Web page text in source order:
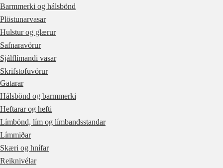
Barmmerki og hálsbönd
Plöstunarvasar
Hulstur og glærur
Safnaravörur
Sjálflímandi vasar
Skrifstofuvörur
Gatarar
Hálsbönd og barmmerki
Heftarar og hefti
Límbönd, lím og límbandsstandar
Límmiðar
Skæri og hnífar
Reiknivélar